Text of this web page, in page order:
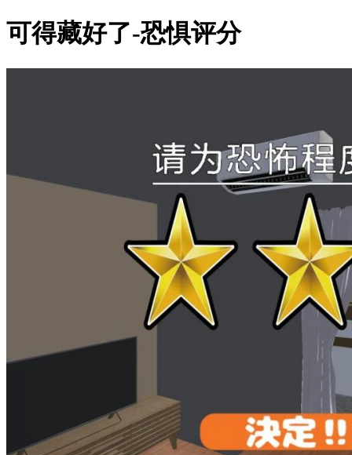
可得藏好了-恐惧评分